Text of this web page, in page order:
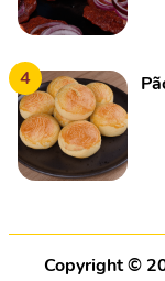
4
Copyright ©